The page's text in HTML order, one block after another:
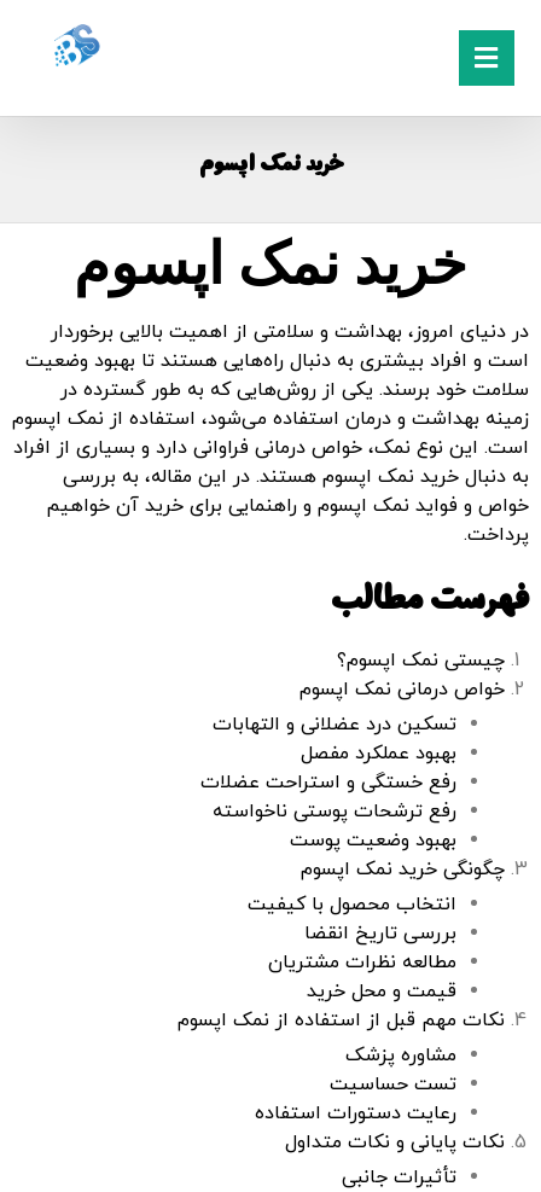
خرید نمک اپسوم
خرید نمک اپسوم
در دنیای امروز، بهداشت و سلامتی از اهمیت بالایی برخوردار
است و افراد بیشتری به دنبال راه‌هایی هستند تا بهبود وضعیت
سلامت خود برسند. یکی از روش‌هایی که به طور گسترده در
زمینه بهداشت و درمان استفاده می‌شود، استفاده از نمک اپسوم
است. این نوع نمک، خواص درمانی فراوانی دارد و بسیاری از افراد
به دنبال خرید نمک اپسوم هستند. در این مقاله، به بررسی
خواص و فواید نمک اپسوم و راهنمایی برای خرید آن خواهیم
پرداخت.
فهرست مطالب
چیستی نمک اپسوم؟
خواص درمانی نمک اپسوم
تسکین درد عضلانی و التهابات
بهبود عملکرد مفصل
رفع خستگی و استراحت عضلات
رفع ترشحات پوستی ناخواسته
بهبود وضعیت پوست
چگونگی خرید نمک اپسوم
انتخاب محصول با کیفیت
بررسی تاریخ انقضا
مطالعه نظرات مشتریان
قیمت و محل خرید
نکات مهم قبل از استفاده از نمک اپسوم
مشاوره پزشک
تست حساسیت
رعایت دستورات استفاده
نکات پایانی و نکات متداول
تأثیرات جانبی